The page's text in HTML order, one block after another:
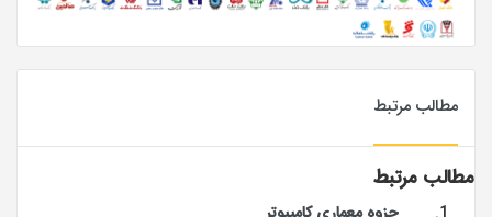
مطالب مرتبط
مطالب مرتبط